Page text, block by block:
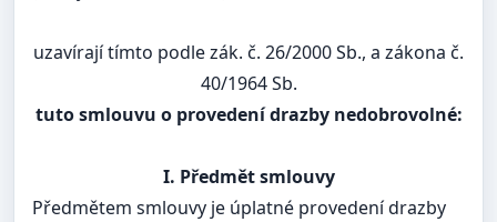
uzavírají tímto podle zák. č. 26/2000 Sb., a zákona č.
40/1964 Sb.
tuto smlouvu o provedení drazby nedobrovolné:
I. Předmět smlouvy
Předmětem smlouvy je úplatné provedení drazby